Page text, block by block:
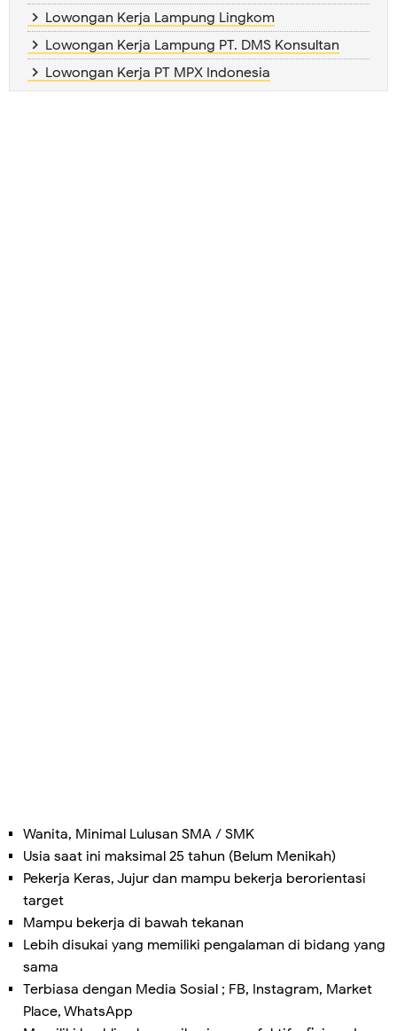
Lowongan Kerja Lampung Lingkom
Lowongan Kerja Lampung PT. DMS Konsultan
Lowongan Kerja PT MPX Indonesia
Wanita, Minimal Lulusan SMA / SMK
Usia saat ini maksimal 25 tahun (Belum Menikah)
Pekerja Keras, Jujur dan mampu bekerja berorientasi
target
Mampu bekerja di bawah tekanan
Lebih disukai yang memiliki pengalaman di bidang yang
sama
Terbiasa dengan Media Sosial ; FB, Instagram, Market
Place, WhatsApp